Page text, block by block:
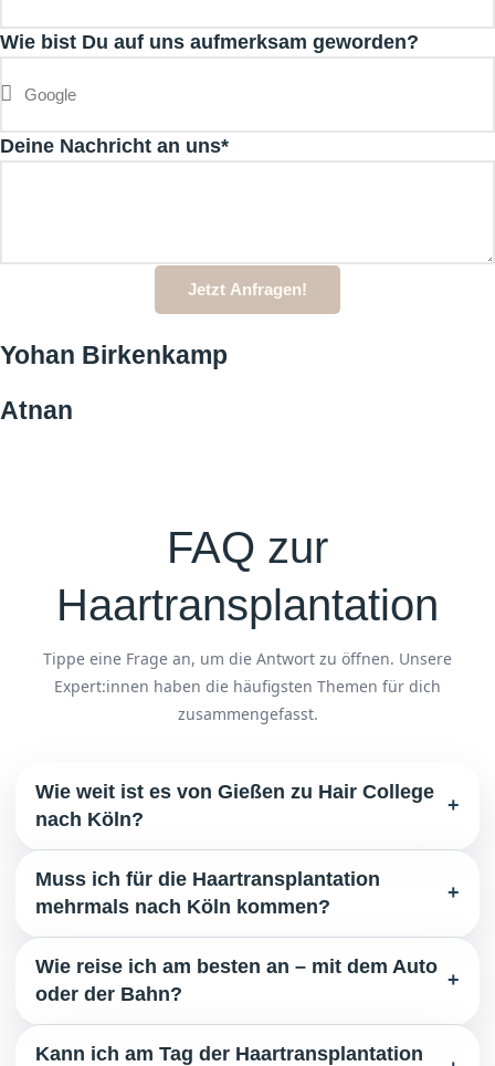
Wie bist Du auf uns aufmerksam geworden?
Deine Nachricht an uns*
Jetzt Anfragen!
Yohan Birkenkamp
Atnan
FAQ zur
Haartransplantation
Tippe eine Frage an, um die Antwort zu öffnen. Unsere
Expert:innen haben die häufigsten Themen für dich
zusammengefasst.
Wie weit ist es von Gießen zu Hair College
nach Köln?
+
mit dem Auto oder der Bahn zu erreichen. Die genaue
Anfahrt besprechen wir gerne im Rahmen deiner
kostenlosen Beratung.
Haartransplantation für Gießen: HairCollege®
Muss ich für die Haartransplantation
mehrmals nach Köln kommen?
+
Nachsorge-Termine so, dass für Patienten aus Gießen
möglichst wenige separate Anreisen nötig sind. Der
genaue Ablauf wird individuell mit dir abgestimmt.
Haartransplantation für Gießen: HairCollege®
Wie reise ich am besten an – mit dem Auto
oder der Bahn?
+
Kann ich am Tag der Haartransplantation